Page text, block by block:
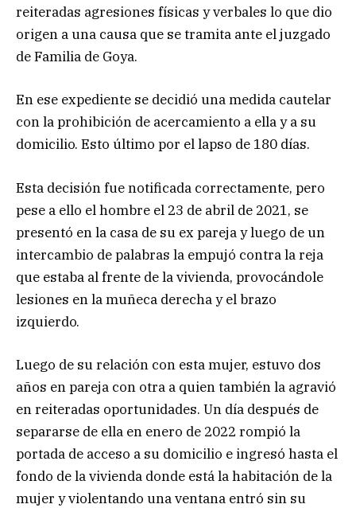
reiteradas agresiones físicas y verbales lo que dio
origen a una causa que se tramita ante el juzgado
de Familia de Goya.
En ese expediente se decidió una medida cautelar
con la prohibición de acercamiento a ella y a su
domicilio. Esto último por el lapso de 180 días.
Esta decisión fue notificada correctamente, pero
pese a ello el hombre el 23 de abril de 2021, se
presentó en la casa de su ex pareja y luego de un
intercambio de palabras la empujó contra la reja
que estaba al frente de la vivienda, provocándole
lesiones en la muñeca derecha y el brazo
izquierdo.
Luego de su relación con esta mujer, estuvo dos
años en pareja con otra a quien también la agravió
en reiteradas oportunidades. Un día después de
separarse de ella en enero de 2022 rompió la
portada de acceso a su domicilio e ingresó hasta el
fondo de la vivienda donde está la habitación de la
mujer y violentando una ventana entró sin su